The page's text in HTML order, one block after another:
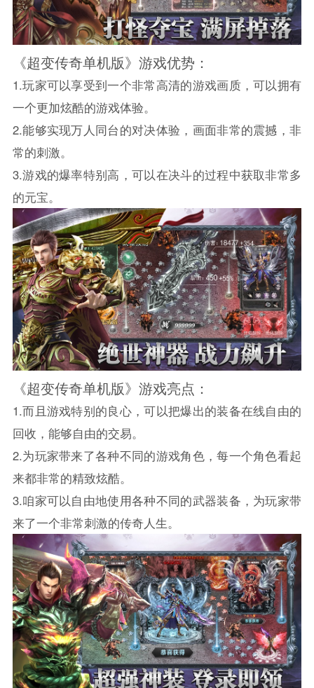
《超变传奇单机版》游戏优势：
1.玩家可以享受到一个非常高清的游戏画质，可以拥有
一个更加炫酷的游戏体验。
2.能够实现万人同台的对决体验，画面非常的震撼，非
常的刺激。
3.游戏的爆率特别高，可以在决斗的过程中获取非常多
的元宝。
《超变传奇单机版》游戏亮点：
1.而且游戏特别的良心，可以把爆出的装备在线自由的
回收，能够自由的交易。
2.为玩家带来了各种不同的游戏角色，每一个角色看起
来都非常的精致炫酷。
3.咱家可以自由地使用各种不同的武器装备，为玩家带
来了一个非常刺激的传奇人生。